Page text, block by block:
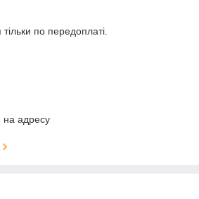
по передоплаті.
на адресу